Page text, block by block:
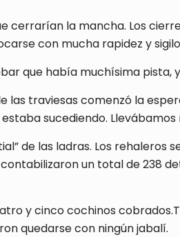
cerrarían la mancha. Los
con mucha rapidez y
que había muchísima pista,
traviesas comenzó la
sucediendo.
de las ladras. Los rehaleros
un total de 238
y cinco cochinos
quedarse con ningún jabalí.